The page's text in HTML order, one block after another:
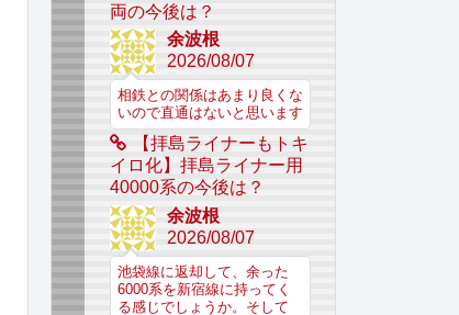
両の今後は？
余波根
2026/08/07
相鉄との関係はあまり良くな
いので直通はないと思います
【拝島ライナーもトキ
イロ化】拝島ライナー用
40000系の今後は？
余波根
2026/08/07
池袋線に返却して、余った
6000系を新宿線に持ってく
る感じでしょうか。そして